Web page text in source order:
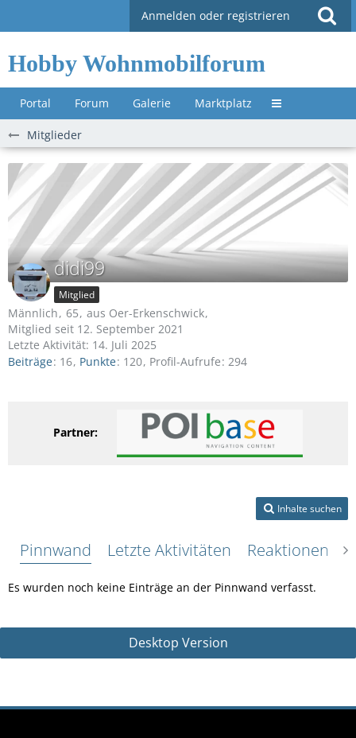
Anmelden oder registrieren
Hobby Wohnmobilforum
Portal Forum Galerie Marktplatz Untermenü »
Mitglieder
didi99
Mitglied
Männlich 65 aus Oer-Erkenschwick
Mitglied seit 12. September 2021
Letzte Aktivität: 14. Juli 2025
Beiträge 16 Punkte 120 Profil-Aufrufe 294
Partner:
Inhalte suchen
Pinnwand Letzte Aktivitäten Reaktionen
Es wurden noch keine Einträge an der Pinnwand verfasst.
Desktop Version